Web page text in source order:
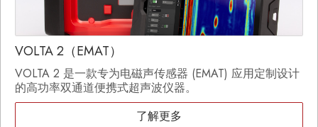
VOLTA 2（EMAT）
VOLTA 2 是一款专为电磁声传感器 (EMAT) 应用定制设计
的高功率双通道便携式超声波仪器。
了解更多